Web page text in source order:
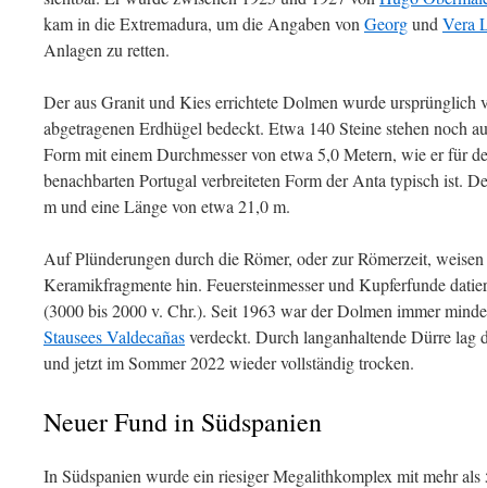
kam in die Extremadura, um die Angaben von Georgund Vera
Anlagen zu retten.
Der aus Granit und Kies errichtete Dolmen wurde ursprünglich
abgetragenen Erdhügel bedeckt. Etwa 140 Steine stehen noch
Form mit einem Durchmesser von etwa 5,0 Metern, wie er für
benachbarten Portugal verbreiteten Form der Anta typisch ist.
m und eine Länge von etwa 21,0 m.
Auf Plünderungen durch die Römer, oder zur Römerzeit,
Keramikfragmente hin. Feuersteinmesser und Kupferfunde
(3000 bis 2000 v. Chr.). Seit 1963 war der Dolmen immer
Stausees Valdecañasverdeckt. Durch langanhaltende Dürre lag
und jetzt im Sommer 2022 wieder vollständig trocken.
Neuer Fund in Südspanien
In Südspanien wurde ein riesiger Megalithkomplex mit mehr als